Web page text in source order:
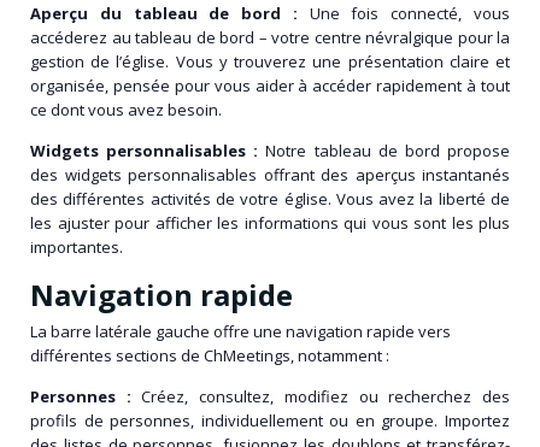
Aperçu du tableau de bord : Une fois connecté, vous
accéderez au tableau de bord – votre centre névralgique pour la
gestion de l’église. Vous y trouverez une présentation claire et
organisée, pensée pour vous aider à accéder rapidement à tout
ce dont vous avez besoin.
Widgets personnalisables : Notre tableau de bord propose
des widgets personnalisables offrant des aperçus instantanés
des différentes activités de votre église. Vous avez la liberté de
les ajuster pour afficher les informations qui vous sont les plus
importantes.
Navigation rapide
La barre latérale gauche offre une navigation rapide vers
différentes sections de ChMeetings, notamment :
Personnes : Créez, consultez, modifiez ou recherchez des
profils de personnes, individuellement ou en groupe. Importez